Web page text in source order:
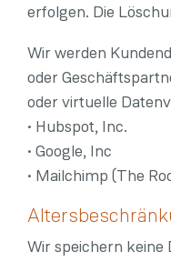
erfolgen. Die
Wir werden
oder
oder virtuelle
• Hubspot, Inc.
• Google, Inc
• Mailchimp (The
Wir speichern keine